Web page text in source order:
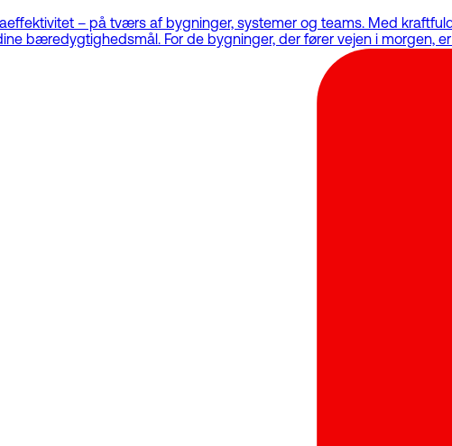
– på tværs af bygninger, systemer og teams. Med
bæredygtighedsmål. For de bygninger, der fører vejen i morgen,